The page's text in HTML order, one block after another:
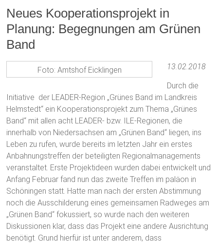
Neues Kooperationsprojekt in
Planung: Begegnungen am Grünen
Band
Foto: Amtshof Eicklingen 13.02.2018
Durch die
Initiative der LEADER-Region „Grünes Band im Landkreis
Helmstedt“ ein Kooperationsprojekt zum Thema „Grünes
Band“ mit allen acht LEADER- bzw. ILE-Regionen, die
innerhalb von Niedersachsen am „Grünen Band“ liegen, ins
Leben zu rufen, wurde bereits im letzten Jahr ein erstes
Anbahnungstreffen der beteiligten Regionalmanagements
veranstaltet. Erste Projektideen wurden dabei entwickelt und
Anfang Februar fand nun das zweite Treffen im paläon in
Schöningen statt. Hatte man nach der ersten Abstimmung
noch die Ausschilderung eines gemeinsamen Radweges am
„Grünen Band“ fokussiert, so wurde nach den weiteren
Diskussionen klar, dass das Projekt eine andere Ausrichtung
benötigt. Grund hierfür ist unter anderem, dass